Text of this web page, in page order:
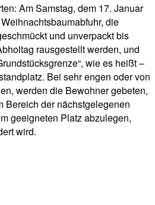
Am Samstag, dem 17. Januar
die
und unverpackt bis
rausgestellt werden, und
wie es heißt –
Bei sehr engen oder von
werden die Bewohner gebeten,
Bereich der nächstgelegenen
geeigneten Platz abzulegen,
wird.